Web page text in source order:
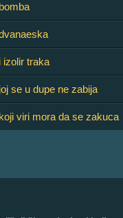
izolir traka
se u dupe ne zabija
viri mora da se zakuca